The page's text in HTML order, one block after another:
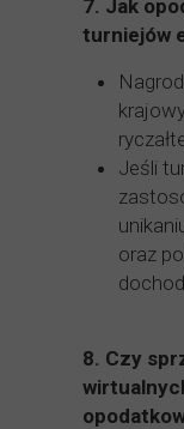
7. Jak
turniejów
Jeśli
oraz
8. Czy